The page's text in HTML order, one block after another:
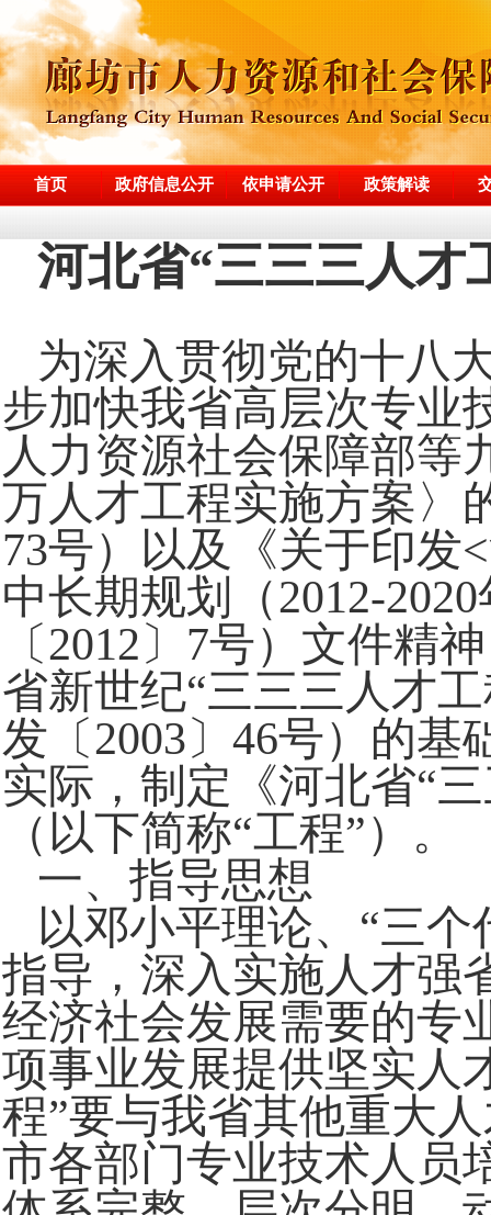
首页 政府信息公开 依申请公开 政策解读